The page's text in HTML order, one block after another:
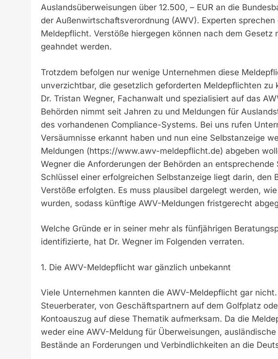
Auslandsüberweisungen über 12.500, – EUR an die
der Außenwirtschaftsverordnung (AWV). Experten
Meldepflicht. Verstöße hiergegen können nach dem Gesetz
geahndet werden.
Trotzdem befolgen nur wenige Unternehmen diese
unverzichtbar, die gesetzlich geforderten Meldepflichten zu
Dr. Tristan Wegner, Fachanwalt und spezialisiert auf das
Behörden nimmt seit Jahren zu und Meldungen für
des vorhandenen Compliance-Systems. Bei uns rufen
Versäumnisse erkannt haben und nun eine Selbstanzeige
Meldungen (https://www.awv-meldepflicht.de) abgeben
Wegner die Anforderungen der Behörden an
Schlüssel einer erfolgreichen Selbstanzeige liegt darin, den
Verstöße erfolgten. Es muss plausibel dargelegt werden,
wurden, sodass künftige AWV-Meldungen fristgerecht
Welche Gründe er in seiner mehr als fünfjährigen
identifizierte, hat Dr. Wegner im Folgenden verraten.
1. Die AWV-Meldepflicht war gänzlich unbekannt
Viele Unternehmen kannten die AWV-Meldepflicht gar
Steuerberater, von Geschäftspartnern auf dem Golfplatz
Kontoauszug auf diese Thematik aufmerksam. Da die
weder eine AWV-Meldung für Überweisungen,
Bestände an Forderungen und Verbindlichkeiten an die